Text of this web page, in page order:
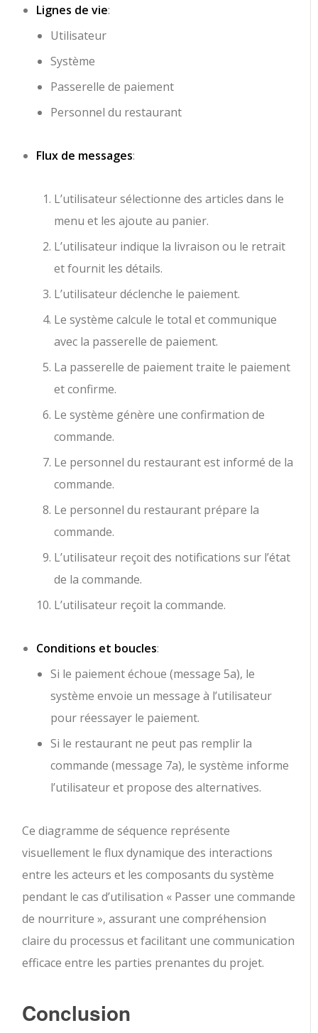
Lignes de vie:
Utilisateur
Système
Passerelle de paiement
Personnel du restaurant
Flux de messages:
L’utilisateur sélectionne des articles dans le
menu et les ajoute au panier.
L’utilisateur indique la livraison ou le retrait
et fournit les détails.
L’utilisateur déclenche le paiement.
Le système calcule le total et communique
avec la passerelle de paiement.
La passerelle de paiement traite le paiement
et confirme.
Le système génère une confirmation de
commande.
Le personnel du restaurant est informé de la
commande.
Le personnel du restaurant prépare la
commande.
L’utilisateur reçoit des notifications sur l’état
de la commande.
L’utilisateur reçoit la commande.
Conditions et boucles:
Si le paiement échoue (message 5a), le
système envoie un message à l’utilisateur
pour réessayer le paiement.
Si le restaurant ne peut pas remplir la
commande (message 7a), le système informe
l’utilisateur et propose des alternatives.
Ce diagramme de séquence représente
visuellement le flux dynamique des interactions
entre les acteurs et les composants du système
pendant le cas d’utilisation « Passer une commande
de nourriture », assurant une compréhension
claire du processus et facilitant une communication
efficace entre les parties prenantes du projet.
Conclusion